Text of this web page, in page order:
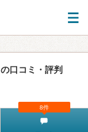
の口コミ・評判
8件